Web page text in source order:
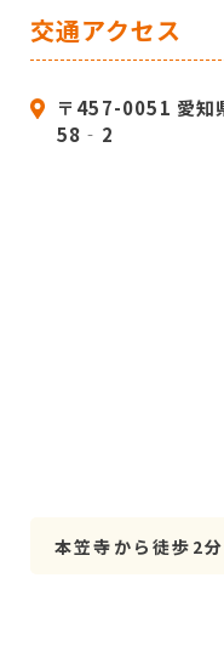
交通アクセス
〒457-0051 愛知
58‐2
本笠寺から徒歩2分